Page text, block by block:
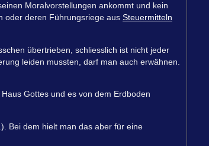
Moralvorstellungen ankommt und kein
oder deren Führungsriege aus Steuermitteln
übertrieben, schliesslich ist nicht jeder
leiden mussten, darf man auch erwähnen.
Gottes und es von dem Erdboden
Bei dem hielt man das aber für eine